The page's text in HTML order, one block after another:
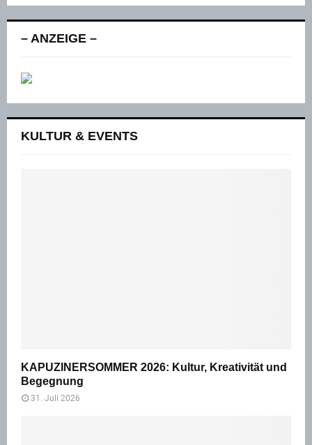
– ANZEIGE –
KULTUR & EVENTS
KAPUZINERSOMMER 2026: Kultur, Kreativität und
Begegnung
31. Juli 2026